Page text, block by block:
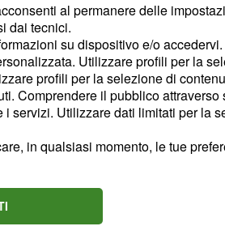
al permanere delle
dai tecnici.
su dispositivo e/o
Utilizzare profili per la
profili per la selezione di
Comprendere il pubblico attraverso
servizi. Utilizzare dati limitati per la
in qualsiasi momento, le tue